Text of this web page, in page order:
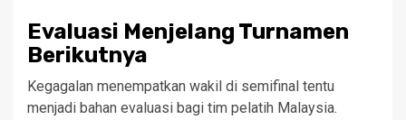
Evaluasi Menjelang Turnamen
Berikutnya
Kegagalan menempatkan wakil di semifinal tentu
menjadi bahan evaluasi bagi tim pelatih Malaysia.